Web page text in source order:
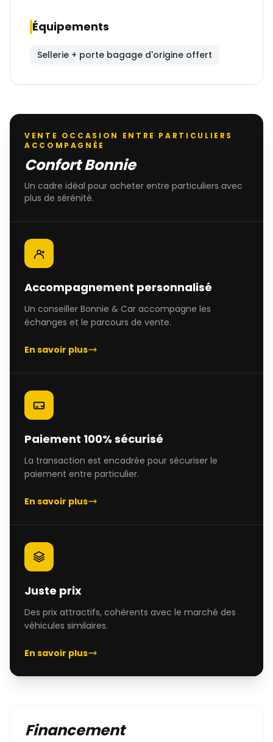
Équipements
Sellerie + porte bagage d'origine offert
VENTE OCCASION ENTRE PARTICULIERS
ACCOMPAGNÉE
Confort Bonnie
Un cadre idéal pour acheter entre particuliers avec
plus de sérénité.
Accompagnement personnalisé
Un conseiller Bonnie & Car accompagne les
échanges et le parcours de vente.
En savoir plus
Paiement 100% sécurisé
La transaction est encadrée pour sécuriser le
paiement entre particulier.
En savoir plus
Juste prix
Des prix attractifs, cohérents avec le marché des
véhicules similaires.
En savoir plus
Financement